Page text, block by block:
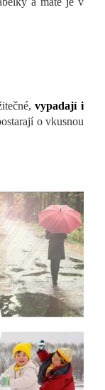
vypadají i
o vkusnou